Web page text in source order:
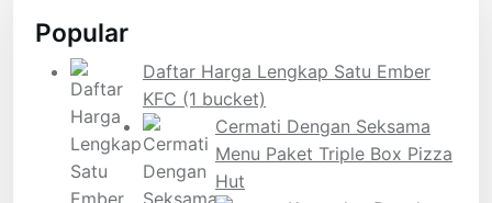
Popular
Daftar Harga Lengkap Satu Ember
KFC (1 bucket)
Cermati Dengan Seksama
Menu Paket Triple Box Pizza
Hut